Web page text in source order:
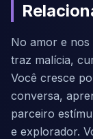
No amor e nos
traz malícia,
Você cresce
conversa,
parceiro
e explorador.